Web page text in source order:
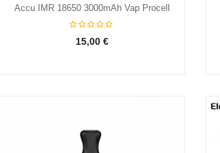
Accu IMR 18650 3000mAh Vap Procell
15,00 €